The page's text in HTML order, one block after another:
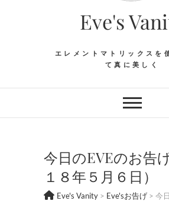
Eve's
エレメントマトリックスを
て真に美しく
今日のEVEのお告
１８年５月６日）
Eve's Vanity > Eve'sお告げ > 今